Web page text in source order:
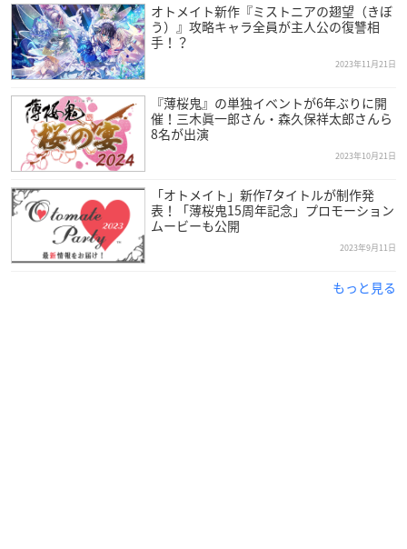
オトメイト新作『ミストニアの翅望（きぼ
う）』攻略キャラ全員が主人公の復讐相
手！？
2023年11月21日
『薄桜鬼』の単独イベントが6年ぶりに開
催！三木眞一郎さん・森久保祥太郎さんら
8名が出演
2023年10月21日
「オトメイト」新作7タイトルが制作発
表！「薄桜鬼15周年記念」プロモーション
ムービーも公開
2023年9月11日
もっと見る